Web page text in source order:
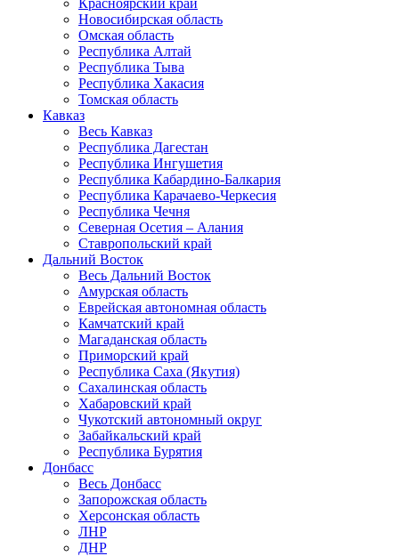
Красноярский край
Новосибирская область
Омская область
Республика Алтай
Республика Тыва
Республика Хакасия
Томская область
Кавказ
Весь Кавказ
Республика Дагестан
Республика Ингушетия
Республика Кабардино-Балкария
Республика Карачаево-Черкесия
Республика Чечня
Северная Осетия – Алания
Ставропольский край
Дальний Восток
Весь Дальний Восток
Амурская область
Еврейская автономная область
Камчатский край
Магаданская область
Приморский край
Республика Саха (Якутия)
Сахалинская область
Хабаровский край
Чукотский автономный округ
Забайкальский край
Республика Бурятия
Донбасс
Весь Донбасс
Запорожская область
Херсонская область
ЛНР
ДНР